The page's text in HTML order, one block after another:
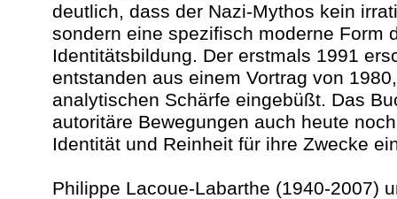
deutlich, dass der Nazi-Mythos kein
sondern eine spezifisch moderne Form
Identitätsbildung. Der erstmals 1991
entstanden aus einem Vortrag von
analytischen Schärfe eingebüßt. Das
autoritäre Bewegungen auch heute
Identität und Reinheit für ihre Zwecke
Philippe Lacoue-Labarthe (1940-2007)